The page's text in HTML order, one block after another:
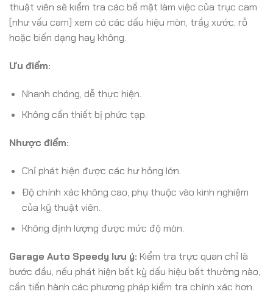
thuật viên sẽ kiểm tra các bề mặt làm việc của trục cam
(như vấu cam) xem có các dấu hiệu mòn, trầy xước, rỗ
hoặc biến dạng hay không.
Ưu điểm:
Nhanh chóng, dễ thực hiện.
Không cần thiết bị phức tạp.
Nhược điểm:
Chỉ phát hiện được các hư hỏng lớn.
Độ chính xác không cao, phụ thuộc vào kinh nghiệm
của kỹ thuật viên.
Không định lượng được mức độ mòn.
Garage Auto Speedy lưu ý: Kiểm tra trực quan chỉ là
bước đầu, nếu phát hiện bất kỳ dấu hiệu bất thường nào,
cần tiến hành các phương pháp kiểm tra chính xác hơn.